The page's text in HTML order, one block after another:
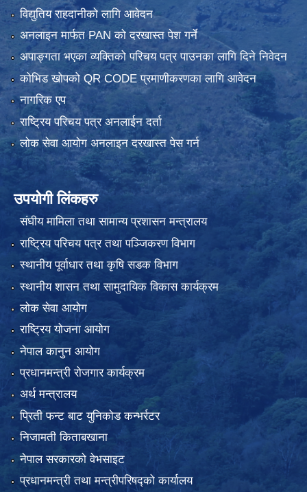
विद्युतिय राहदानीको लागि आवेदन
अनलाइन मार्फत PAN को दरखास्त पेश गर्ने
अपाङ्गता भएका व्यक्तिको परिचय पत्र पाउनका लागि दिने निवेदन
कोभिड खोपको QR CODE प्रमाणीकरणका लागि आवेदन
नागरिक एप
राष्ट्रिय परिचय पत्र अनलाईन दर्ता
लोक सेवा आयोग अनलाइन दरखास्त पेस गर्न
उपयोगी लिंकहरु
संघीय मामिला तथा सामान्य प्रशासन मन्त्रालय
राष्ट्रिय परिचय पत्र तथा पञ्जिकरण विभाग
स्थानीय पूर्वाधार तथा कृषि सडक विभाग
स्थानीय शासन तथा सामुदायिक विकास कार्यक्रम
लोक सेवा आयोग
राष्ट्रिय योजना आयोग
नेपाल कानुन आयोग
प्रधानमन्त्री रोजगार कार्यक्रम
अर्थ मन्त्रालय
प्रिती फन्ट बाट युनिकोड कन्भर्रटर
निजामती किताबखाना
नेपाल सरकारको वेभसाइट
प्रधानमन्त्री तथा मन्त्रीपरिषद्को कार्यालय